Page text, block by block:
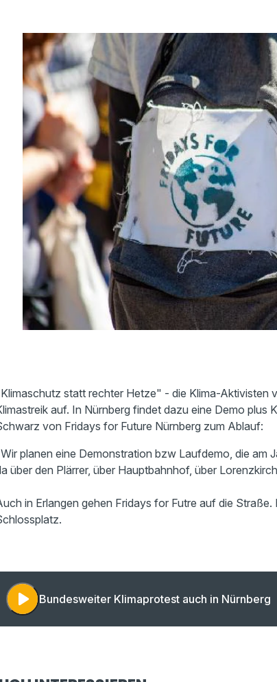
statt rechter Hetze" - die Klima-Aktivisten
auf. In Nürnberg findet dazu eine Demo plus
von Fridays for Future Nürnberg zum Ablauf:
planen eine Demonstration bzw Laufdemo, die am
über den Plärrer, über Hauptbahnhof, über
in Erlangen gehen Fridays for Futre auf die
play_arrow Bundesweiter Klimaprotest auch in Nürnberg